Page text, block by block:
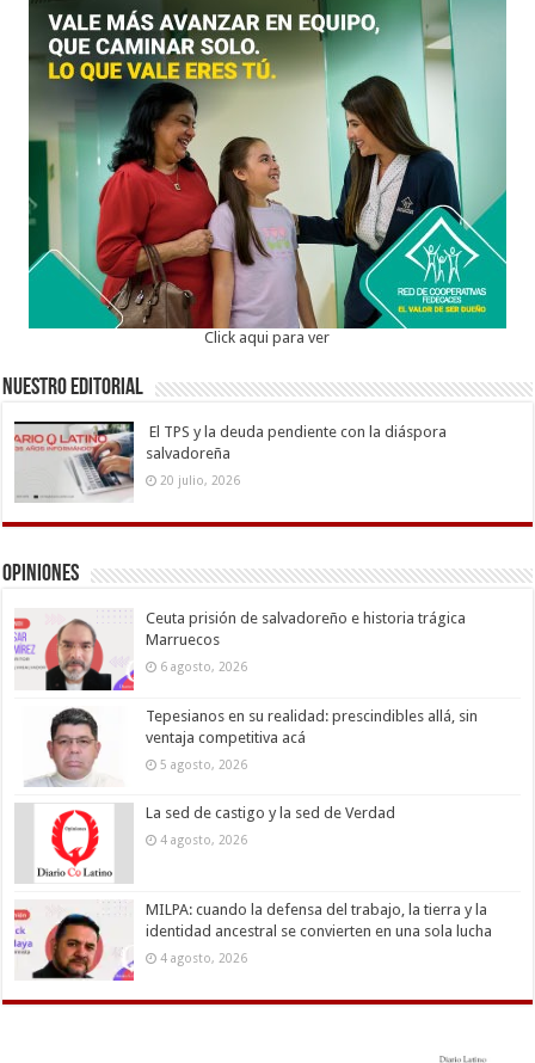
Click aqui para ver
Nuestro Editorial
El TPS y la deuda pendiente con la diáspora
salvadoreña
20 julio, 2026
Opiniones
Ceuta prisión de salvadoreño e historia trágica
Marruecos
6 agosto, 2026
Tepesianos en su realidad: prescindibles allá, sin
ventaja competitiva acá
5 agosto, 2026
La sed de castigo y la sed de Verdad
4 agosto, 2026
MILPA: cuando la defensa del trabajo, la tierra y la
identidad ancestral se convierten en una sola lucha
4 agosto, 2026